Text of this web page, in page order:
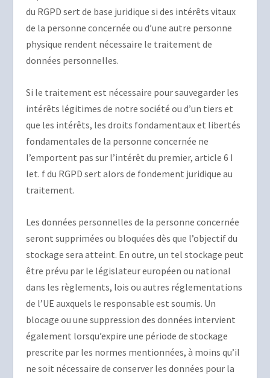
du RGPD sert de base juridique si des intérêts vitaux
de la personne concernée ou d’une autre personne
physique rendent nécessaire le traitement de
données personnelles.
Si le traitement est nécessaire pour sauvegarder les
intérêts légitimes de notre société ou d’un tiers et
que les intérêts, les droits fondamentaux et libertés
fondamentales de la personne concernée ne
l’emportent pas sur l’intérêt du premier, article 6 I
let. f du RGPD sert alors de fondement juridique au
traitement.
Les données personnelles de la personne concernée
seront supprimées ou bloquées dès que l’objectif du
stockage sera atteint. En outre, un tel stockage peut
être prévu par le législateur européen ou national
dans les règlements, lois ou autres réglementations
de l’UE auxquels le responsable est soumis. Un
blocage ou une suppression des données intervient
également lorsqu’expire une période de stockage
prescrite par les normes mentionnées, à moins qu’il
ne soit nécessaire de conserver les données pour la